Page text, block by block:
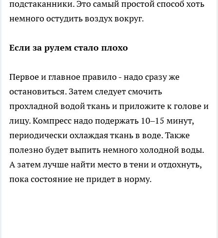
подстаканники. Это самый простой способ хоть
немного остудить воздух вокруг.
Если за рулем стало плохо
Первое и главное правило - надо сразу же
остановиться. Затем следует смочить
прохладной водой ткань и приложите к голове и
лицу. Компресс надо подержать 10–15 минут,
периодически охлаждая ткань в воде. Также
полезно будет выпить немного холодной воды.
А затем лучше найти место в тени и отдохнуть,
пока состояние не придет в норму.